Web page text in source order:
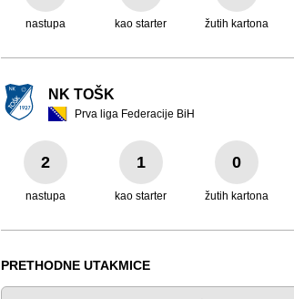
nastupa kao starter žutih kartona
NK TOŠK
Prva liga Federacije BiH
2
nastupa
1
kao starter
0
žutih kartona
PRETHODNE UTAKMICE